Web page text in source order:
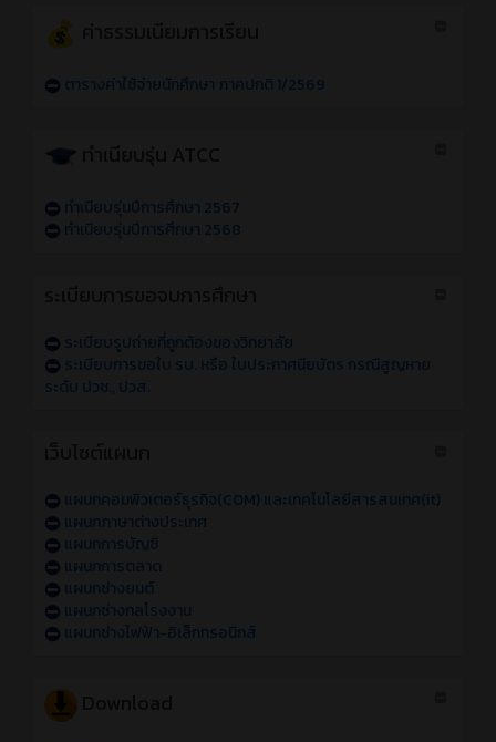
ตารางค่าใช้จ่ายนักศึกษา ภาคปกติ 1/2569
ทำเนียบรุ่นปีการศึกษา 2567
ทำเนียบรุ่นปีการศึกษา 2568
ระเบียบรูปถ่ายที่ถูกต้องของวิทยาลัย
ระเบียบการขอใบ รบ. หรือ ใบประกาศนียบัตร กรณีสูญหาย
ระดับ ปวช., ปวส.
แผนกคอมพิวเตอร์ธุรกิจ(COM) และเทคโนโลยีสารสนเทศ(it)
แผนกภาษาต่างประเทศ
แผนกการบัญชี
แผนกการตลาด
แผนกช่างยนต์
แผนกช่างกลโรงงาน
แผนกช่างไฟฟ้า-อิเล็กทรอนิกส์